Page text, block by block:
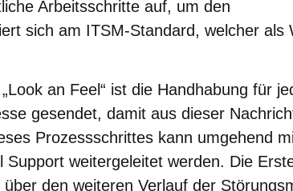
Arbeitsschritte auf, um den
sich am ITSM-Standard, welcher als
an Feel“ ist die Handhabung für
gesendet, damit aus dieser
Prozessschrittes kann umgehend
weitergeleitet werden. Die
den weiteren Verlauf der